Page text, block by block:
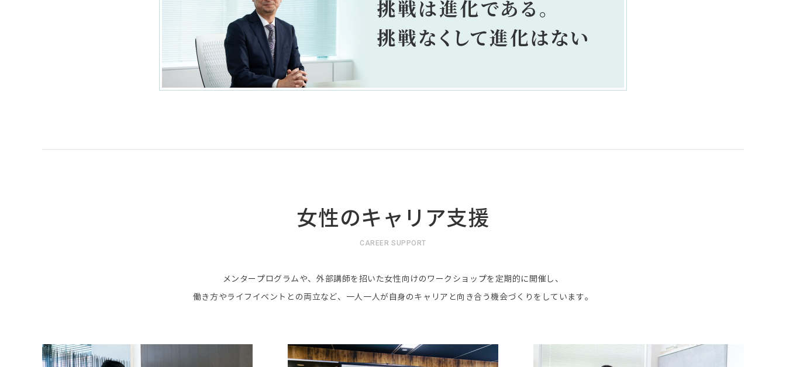
女性のキャリア支援
CAREER SUPPORT
メンタープログラムや、外部講師を招いた女性向けのワークショップを定期的に開催し、
働き方やライフイベントとの両立など、一人一人が自身のキャリアと向き合う機会づくりをしています。